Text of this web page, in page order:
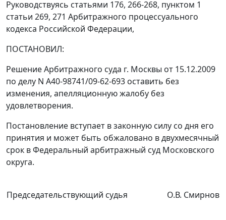
Руководствуясь статьями 176, 266-268, пунктом 1
статьи 269, 271 Арбитражного процессуального
кодекса Российской Федерации,
ПОСТАНОВИЛ:
Решение Арбитражного суда г. Москвы от 15.12.2009
по делу N А40-98741/09-62-693 оставить без
изменения, апелляционную жалобу без
удовлетворения.
Постановление вступает в законную силу со дня его
принятия и может быть обжаловано в двухмесячный
срок в Федеральный арбитражный суд Московского
округа.
Председательствующий судья О.В. Смирнов